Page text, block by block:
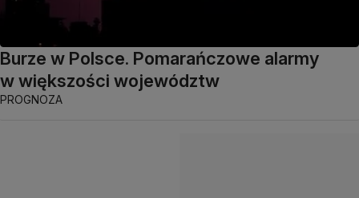
Burze w Polsce. Pomarańczowe alarmy
w większości województw
PROGNOZA